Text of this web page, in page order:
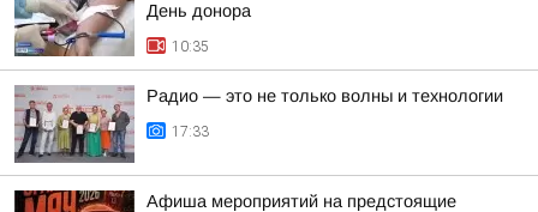
День донора
10:35
Радио — это не только волны и технологии
17:33
Афиша мероприятий на предстоящие